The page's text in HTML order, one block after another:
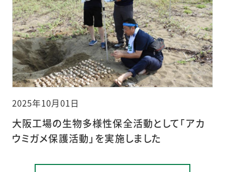
2025年10月01日
大阪工場の生物多様性保全活動として「アカ
ウミガメ保護活動」を実施しました